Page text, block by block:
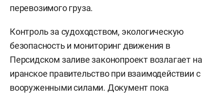
перевозимого груза.
Контроль за судоходством, экологическую
безопасность и мониторинг движения в
Персидском заливе законопроект возлагает на
иранское правительство при взаимодействии с
вооруженными силами. Документ пока